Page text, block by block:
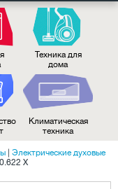
Техника для
дома
Климатическая
техника
Электрические духовые
X